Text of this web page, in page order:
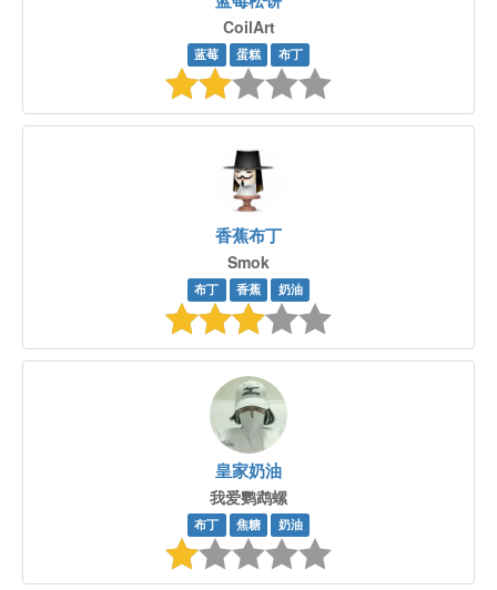
CoilArt
蓝莓 蛋糕 布丁
香蕉布丁
Smok
布丁 香蕉 奶油
皇家奶油
我爱鹦鹉螺
布丁 焦糖 奶油